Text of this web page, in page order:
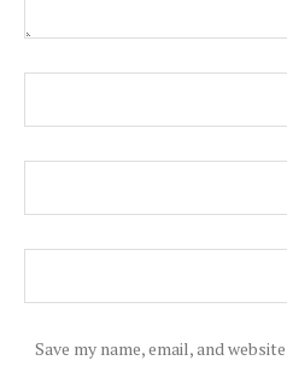
Save my name, email, and